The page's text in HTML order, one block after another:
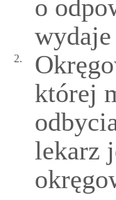
o
2.
której
lekarz